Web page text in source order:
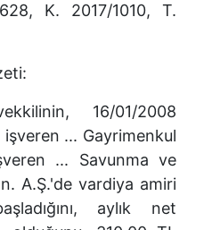
K. 2017/1010, T.
16/01/2008
... Gayrimenkul
... Savunma ve
A.Ş.'de vardiya amiri
aylık net